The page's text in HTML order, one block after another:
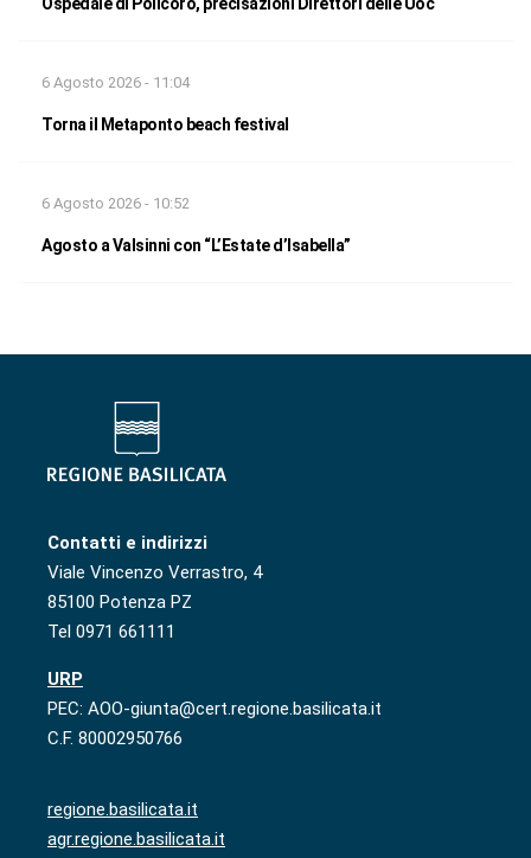
6 Agosto 2026 - 11:04
Torna il Metaponto beach festival
6 Agosto 2026 - 10:52
Agosto a Valsinni con “L’Estate d’Isabella”
Contatti e indirizzi
Viale Vincenzo Verrastro, 4
85100 Potenza PZ
Tel 0971 661111
URP
PEC: AOO-giunta@cert.regione.basilicata.it
C.F. 80002950766
regione.basilicata.it
agr.regione.basilicata.it